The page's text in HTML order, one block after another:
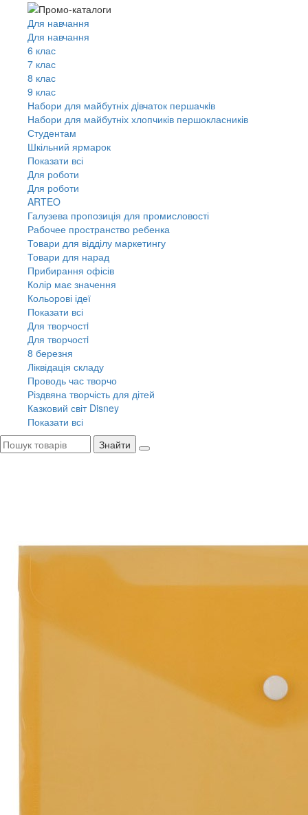
Для навчання
Для навчання
6 клас
7 клас
8 клас
9 клас
Набори для майбутніх дiвчаток першачкiв
Набори для майбутніх хлопчиків першокласників
Студентам
Шкільний ярмарок
Показати всі
Для роботи
Для роботи
ARTEO
Галузева пропозиція для промисловості
Рабочее пространство ребенка
Товари для відділу маркетингу
Товари для нарад
Прибирання офісів
Колір має значення
Кольорові ідеї
Показати всі
Для творчостi
Для творчостi
8 березня
Ліквідація складу
Проводь час творчо
Різдвяна творчість для дітей
Казковий світ Disney
Показати всі
Знайти